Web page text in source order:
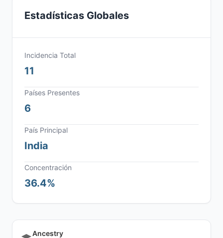
Estadísticas Globales
Incidencia Total
11
Países Presentes
6
País Principal
India
Concentración
36.4%
Ancestry